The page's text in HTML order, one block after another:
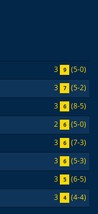
3 9
(5-0)
3 7
(5-2)
3 6
(8-5)
2 6
(5-0)
3 6
(7-3)
3 6
(5-3)
3 5
(6-5)
3 4 (4-4)